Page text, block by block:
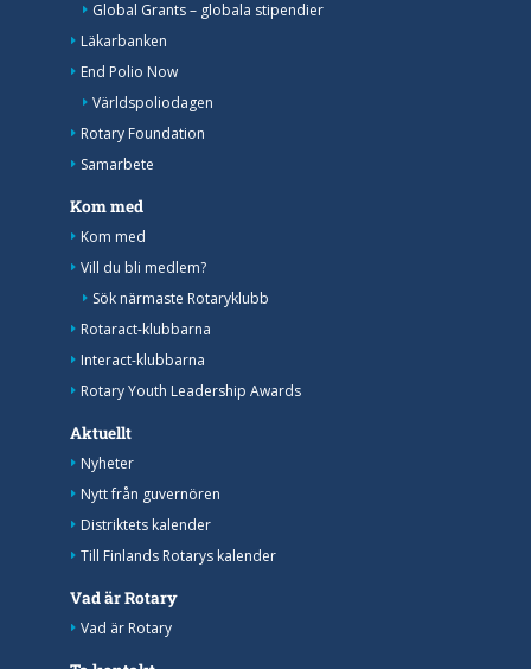
Global Grants – globala stipendier
Läkarbanken
End Polio Now
Världspoliodagen
Rotary Foundation
Samarbete
Kom med
Kom med
Vill du bli medlem?
Sök närmaste Rotaryklubb
Rotaract-klubbarna
Interact-klubbarna
Rotary Youth Leadership Awards
Aktuellt
Nyheter
Nytt från guvernören
Distriktets kalender
Till Finlands Rotarys kalender
Vad är Rotary
Vad är Rotary